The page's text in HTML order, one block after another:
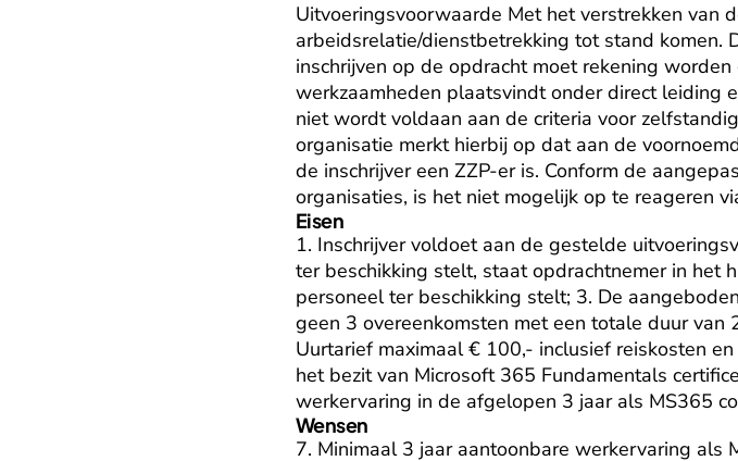
Uitvoeringsvoorwaarde Met het verstrekken van
arbeidsrelatie/dienstbetrekking tot stand komen.
inschrijven op de opdracht moet rekening
werkzaamheden plaatsvindt onder direct leiding
niet wordt voldaan aan de criteria voor
organisatie merkt hierbij op dat aan de
de inschrijver een ZZP-er is. Conform de
organisaties, is het niet mogelijk op te reageren
Eisen
1. Inschrijver voldoet aan de gestelde
ter beschikking stelt, staat opdrachtnemer in het
personeel ter beschikking stelt; 3. De
geen 3 overeenkomsten met een totale duur
Uurtarief maximaal € 100,- inclusief reiskosten
het bezit van Microsoft 365 Fundamentals
werkervaring in de afgelopen 3 jaar als MS365
Wensen
7. Minimaal 3 jaar aantoonbare werkervaring als